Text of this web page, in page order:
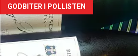
Forsiden
akkurat
nå
GODBITER I POLLISTEN